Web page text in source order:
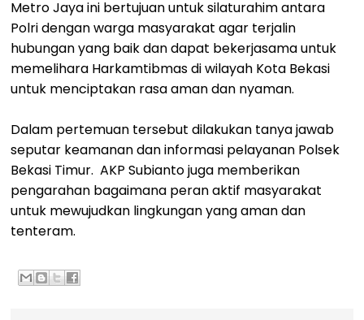
Metro Jaya ini bertujuan untuk silaturahim antara
Polri dengan warga masyarakat agar terjalin
hubungan yang baik dan dapat bekerjasama untuk
memelihara Harkamtibmas di wilayah Kota Bekasi
untuk menciptakan rasa aman dan nyaman.
Dalam pertemuan tersebut dilakukan tanya jawab
seputar keamanan dan informasi pelayanan Polsek
Bekasi Timur. AKP Subianto juga memberikan
pengarahan bagaimana peran aktif masyarakat
untuk mewujudkan lingkungan yang aman dan
tenteram.